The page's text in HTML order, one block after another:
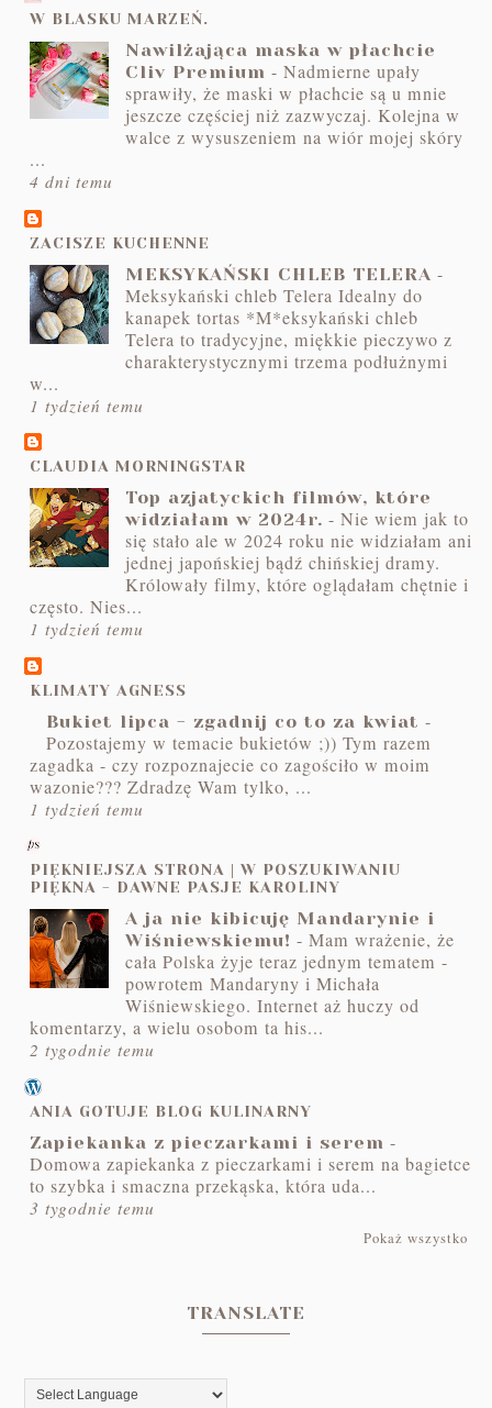
W BLASKU MARZEŃ.
Nawilżająca maska w płachcie
Cliv Premium -Nadmierne upały
sprawiły, że maski w płachcie są u mnie
jeszcze częściej niż zazwyczaj. Kolejna w
walce z wysuszeniem na wiór mojej skóry
...
4 dni temu
ZACISZE KUCHENNE
MEKSYKAŃSKI CHLEB TELERA -
Meksykański chleb Telera Idealny do
kanapek tortas *M*eksykański chleb
Telera to tradycyjne, miękkie pieczywo z
charakterystycznymi trzema podłużnymi
w...
1 tydzień temu
CLAUDIA MORNINGSTAR
Top azjatyckich filmów, które
widziałam w 2024r. -Nie wiem jak to
się stało ale w 2024 roku nie widziałam ani
jednej japońskiej bądź chińskiej dramy.
Królowały filmy, które oglądałam chętnie i
często. Nies...
1 tydzień temu
KLIMATY AGNESS
Bukiet lipca - zgadnij co to za kwiat -
Pozostajemy w temacie bukietów ;)) Tym razem
zagadka - czy rozpoznajecie co zagościło w moim
wazonie??? Zdradzę Wam tylko, ...
1 tydzień temu
PIĘKNIEJSZA STRONA | W POSZUKIWANIU
PIĘKNA - DAWNE PASJE KAROLINY
A ja nie kibicuję Mandarynie i
Wiśniewskiemu! -Mam wrażenie, że
cała Polska żyje teraz jednym tematem -
powrotem Mandaryny i Michała
Wiśniewskiego. Internet aż huczy od
komentarzy, a wielu osobom ta his...
2 tygodnie temu
ANIA GOTUJE BLOG KULINARNY
Zapiekanka z pieczarkami i serem -
Domowa zapiekanka z pieczarkami i serem na bagietce
to szybka i smaczna przekąska, która uda...
3 tygodnie temu
Pokaż wszystko
TRANSLATE